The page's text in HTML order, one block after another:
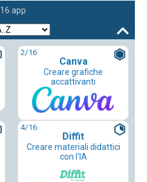
16 app
2/16
Canva
Creare grafiche
accattivanti
4/16
Diffit
Creare materiali didattici
con l'IA